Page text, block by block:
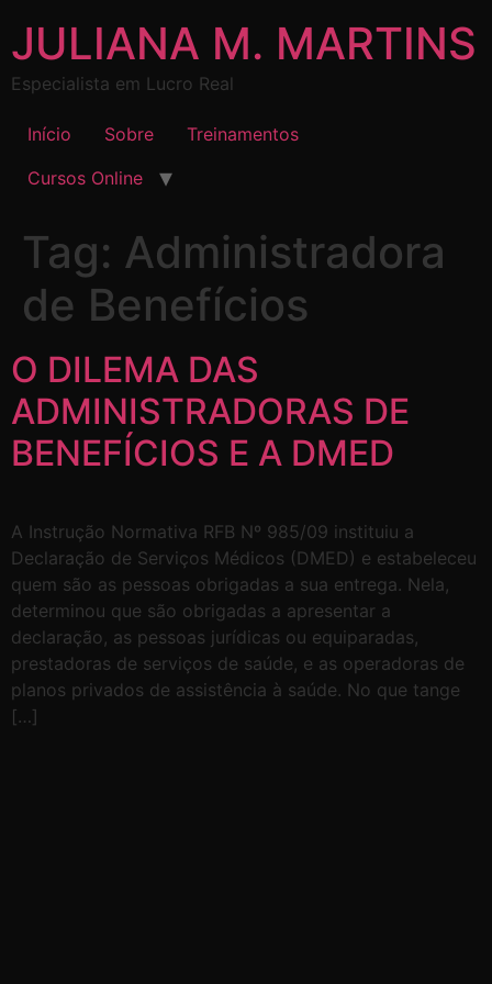
JULIANA M. MARTINS
Especialista em Lucro Real
Início Sobre
Treinamentos
Cursos Online
Tag: Administradora
de Benefícios
O DILEMA DAS
ADMINISTRADORAS DE
BENEFÍCIOS E A DMED
A Instrução Normativa RFB Nº 985/09 instituiu a
Declaração de Serviços Médicos (DMED) e estabeleceu
quem são as pessoas obrigadas a sua entrega. Nela,
determinou que são obrigadas a apresentar a
declaração, as pessoas jurídicas ou equiparadas,
prestadoras de serviços de saúde, e as operadoras de
planos privados de assistência à saúde. No que tange
[…]